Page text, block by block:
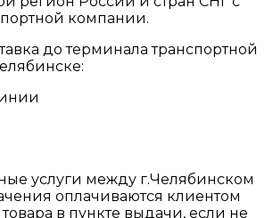
компании.
до терминала транспортной
услуги между г.Челябинском
оплачиваются клиентом
в пункте выдачи, если не